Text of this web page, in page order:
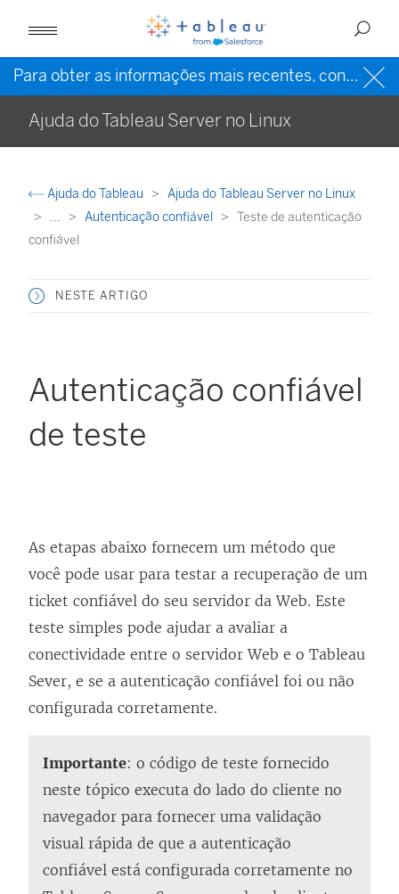
Para obter as informações mais recentes, consulte a
Ajuda do Tableau Server no Linux
Ajuda do Tableau
Ajuda do Tableau Server no Linux
...
Autenticação confiável
Teste de autenticação
confiável
NESTE ARTIGO
Autenticação confiável
de teste
As etapas abaixo fornecem um método que
você pode usar para testar a recuperação de um
ticket confiável do seu servidor da Web. Este
teste simples pode ajudar a avaliar a
conectividade entre o servidor Web e o Tableau
Sever, e se a autenticação confiável foi ou não
configurada corretamente.
Importante: o código de teste fornecido
neste tópico executa do lado do cliente no
navegador para fornecer uma validação
visual rápida de que a autenticação
confiável está configurada corretamente no